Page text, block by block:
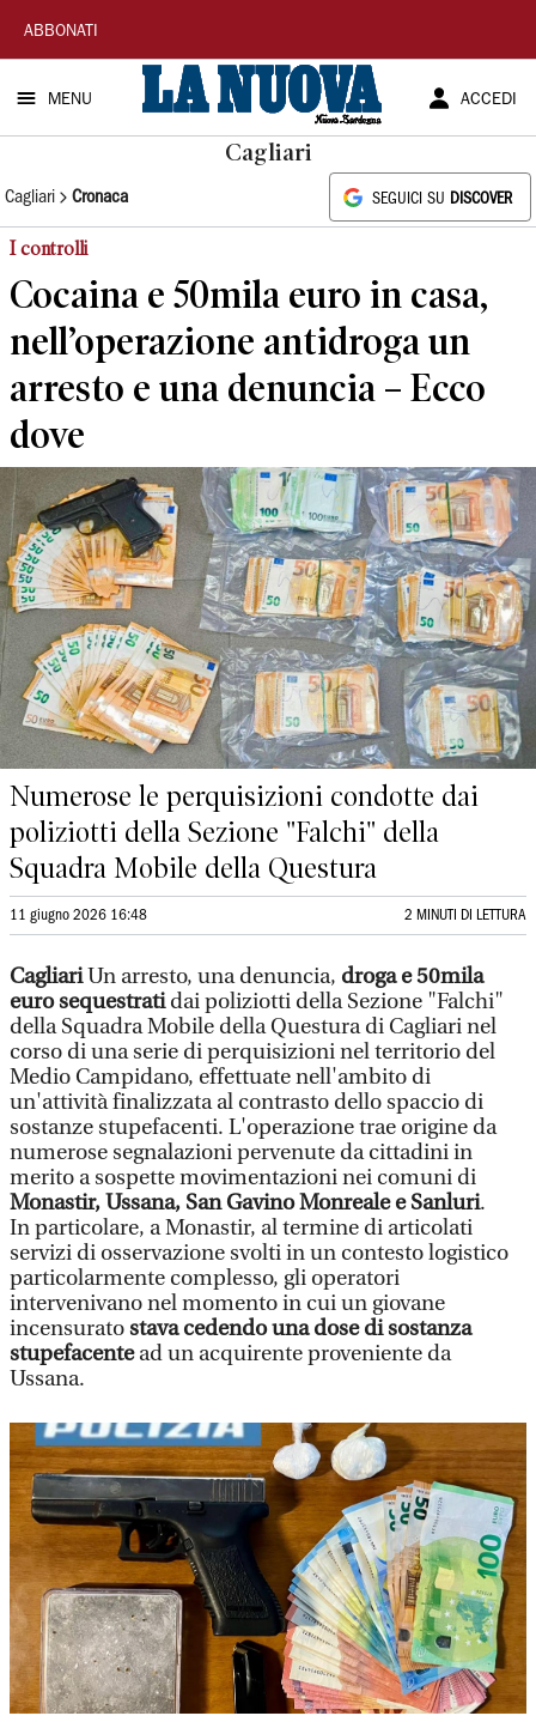
La
Nuova
Sardegna
ABBONATI
MENU ACCEDI
Cagliari
Cagliari Cronaca SEGUICI SU DISCOVER
I controlli
Cocaina e 50mila euro in casa,
nell’operazione antidroga un
arresto e una denuncia – Ecco
dove
Numerose le perquisizioni condotte dai
poliziotti della Sezione "Falchi" della
Squadra Mobile della Questura
11 giugno 2026 16:48 2 MINUTI DI LETTURA
CagliariUn arresto, una denuncia, droga e 50mila
euro sequestratidai poliziotti della Sezione "Falchi"
della Squadra Mobile della Questura di Cagliari nel
corso di una serie di perquisizioni nel territorio del
Medio Campidano, effettuate nell'ambito di
un'attività finalizzata al contrasto dello spaccio di
sostanze stupefacenti. L'operazione trae origine da
numerose segnalazioni pervenute da cittadini in
merito a sospette movimentazioni nei comuni di
Monastir, Ussana, San Gavino Monreale e Sanluri.
In particolare, a Monastir, al termine di articolati
servizi di osservazione svolti in un contesto logistico
particolarmente complesso, gli operatori
intervenivano nel momento in cui un giovane
incensuratostava cedendo una dose di sostanza
stupefacentead un acquirente proveniente da
Ussana.